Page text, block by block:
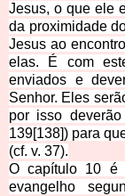
Jesus, o que ele
da proximidade
Jesus ao
elas. É com
enviados e
Senhor. Eles
por isso
139[138]) para
(cf. v. 37).
O capítulo 10 é
evangelho